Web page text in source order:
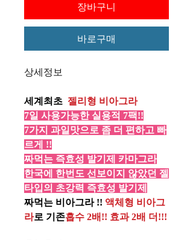
장바구니
바로구매
상세정보
세계최초 젤리형 비아그라
7일 사용가능한 실용적 7팩!!
7가지 과일맛으로 좀 더 편하고 빠
르게 !!
짜먹는 즉효성 발기제 카마그라
한국에 한번도 선보이지 않았던 젤
타입의 초강력 즉효성 발기제
짜먹는 비아그라 !! 액체형 비아그
라로 기존흡수 2배!! 효과 2배 더!!!